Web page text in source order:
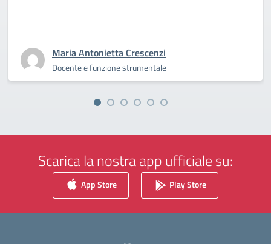
Maria Antonietta Crescenzi
Docente e funzione strumentale
Scarica la nostra app ufficiale su:
App Store Play Store